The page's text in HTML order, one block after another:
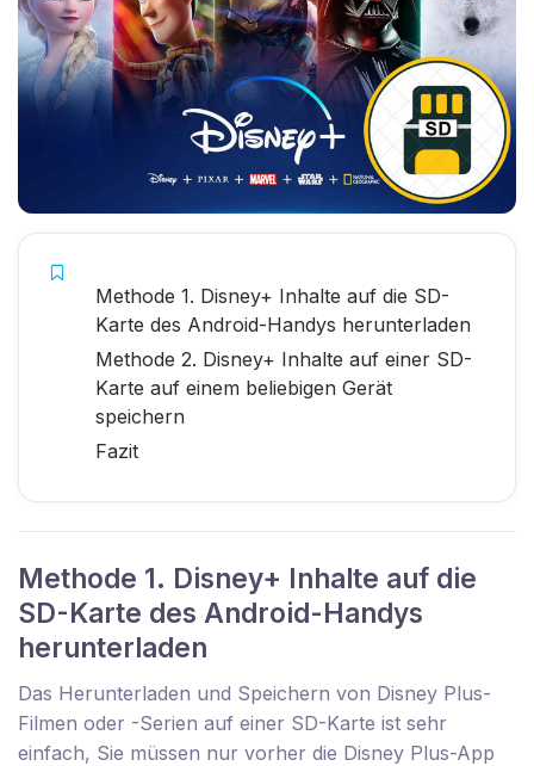
Methode 1. Disney+ Inhalte auf die SD-
Karte des Android-Handys herunterladen
Methode 2. Disney+ Inhalte auf einer SD-
Karte auf einem beliebigen Gerät
speichern
Fazit
Methode 1. Disney+ Inhalte auf die
SD-Karte des Android-Handys
herunterladen
Das Herunterladen und Speichern von Disney Plus-
Filmen oder -Serien auf einer SD-Karte ist sehr
einfach, Sie müssen nur vorher die Disney Plus-App